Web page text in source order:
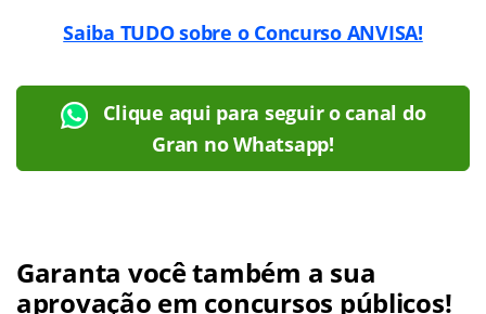
Saiba TUDO sobre o Concurso ANVISA!
Clique aqui para seguir o canal do
Gran no Whatsapp!
Garanta você também a sua
aprovação em concursos públicos!